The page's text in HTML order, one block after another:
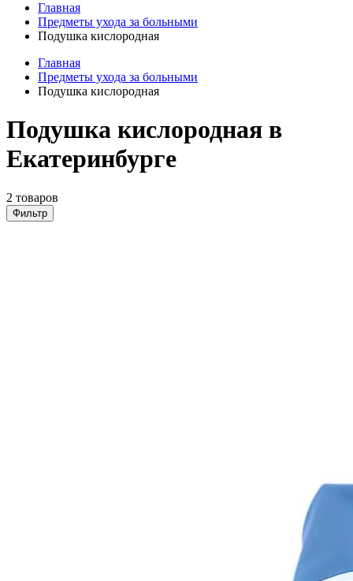
Главная
Предметы ухода за больными
Подушка кислородная
Главная
Предметы ухода за больными
Подушка кислородная
Подушка кислородная в
Екатеринбурге
2 товаров
Фильтр